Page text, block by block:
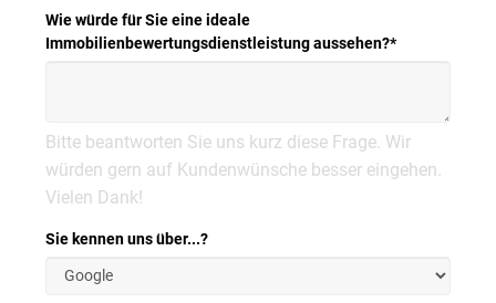
Wie würde für Sie eine ideale
Immobilienbewertungsdienstleistung aussehen?*
Bitte beantworten Sie uns kurz diese Frage. Wir
würden gern auf Kundenwünsche besser eingehen.
Vielen Dank!
Sie kennen uns über...?